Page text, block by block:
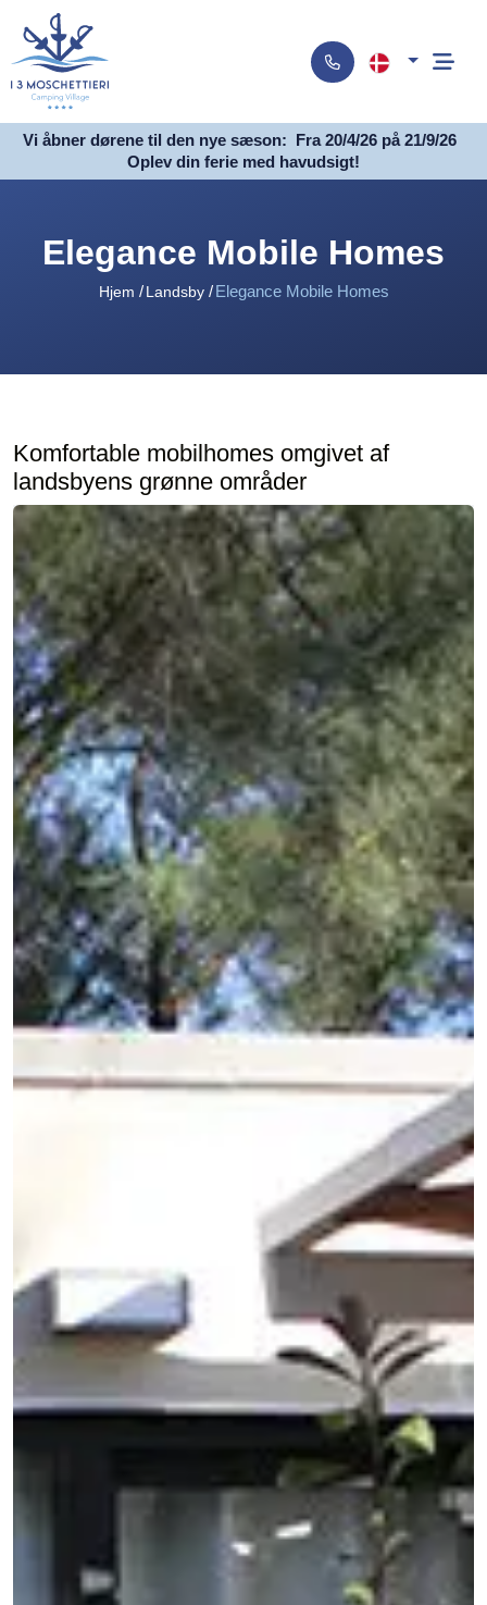
Vi åbner dørene til den nye sæson:
Fra 20/4/26 på 21/9/26
Oplev din ferie med havudsigt!
Elegance Mobile Homes
Hjem Landsby Elegance Mobile Homes
Komfortable mobilhomes omgivet af
landsbyens grønne områder